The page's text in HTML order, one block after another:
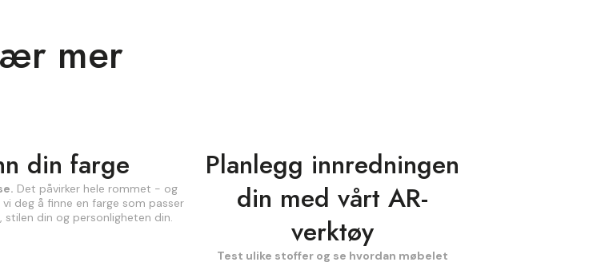
mer
din farge
Det påvirker hele rommet - og
vi deg å finne en farge som passer
din og personligheten din.
Planlegg innredningen
din med vårt AR-
verktøy
Test ulike stoffer og se hvordan møbelet